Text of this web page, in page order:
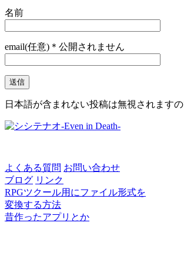
名前
email(任意)＊公開されません
日本語が含まれない投稿は無視されます
よくある質問 お問い合わせ
ブログ リンク
RPGツクール用にファイル形式を
変換する方法
昔作ったアプリとか